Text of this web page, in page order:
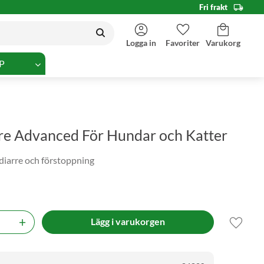
Fri frakt
Logga in
Favoriter
Kundvagn
Advanced För Hundar och Katter
och förstoppning
+
Lägg